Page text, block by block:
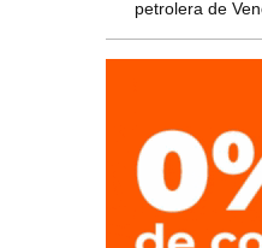
petrolera de